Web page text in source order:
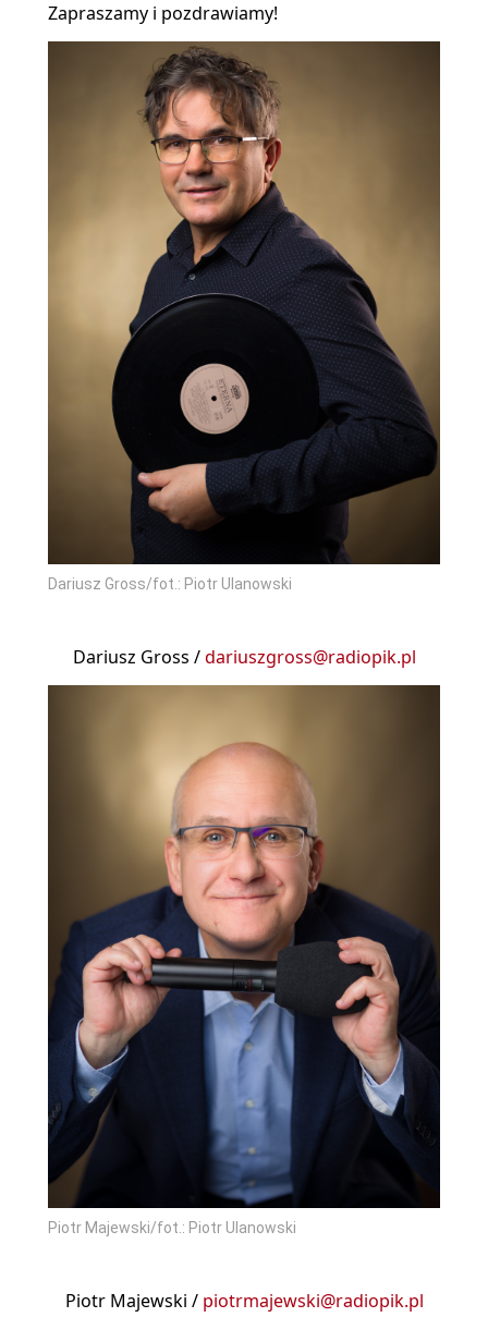
Zapraszamy i pozdrawiamy!
Dariusz Gross/fot.: Piotr Ulanowski
Dariusz Gross /dariuszgross@radiopik.pl
Piotr Majewski/fot.: Piotr Ulanowski
Piotr Majewski / piotrmajewski@radiopik.pl